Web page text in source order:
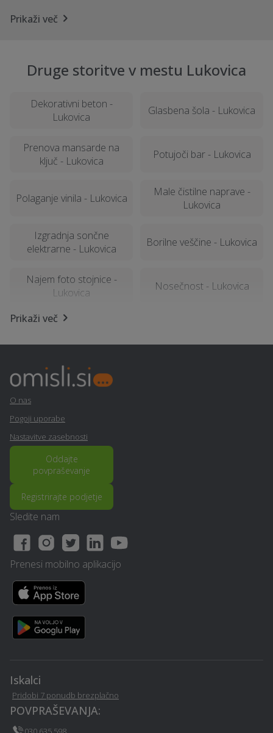
Prikaži več
Druge storitve v mestu Lukovica
Dekorativni beton -
Lukovica
Glasbena šola - Lukovica
Prenova mansarde na
ključ - Lukovica
Potujoči bar - Lukovica
Polaganje vinila - Lukovica
Male čistilne naprave -
Lukovica
Izgradnja sončne
elektrarne - Lukovica
Borilne veščine - Lukovica
Najem foto stojnice -
Lukovica
Nosečnost - Lukovica
Kemična čistilnica,
Vrtna lopa, hiška, uta -
Lukovica
Manikerstvo / pedikerstvo
- Lukovica
Lesena terasa, WPC
terase - Lukovica
Lukovica
Erotična masaža -
Lukovica
Odkup rabljenih vozil -
Lukovica
Najem mobilnega WC-ja -
Lukovica
Prikaži več
Iskalci
Pridobi 7 ponudb brezplačno
POVPRAŠEVANJA:
O nas
Pogoji uporabe
Nastavitve zasebnosti
Oddajte
povpraševanje
Registrirajte podjetje
Sledite nam
Prenesi mobilno aplikacijo